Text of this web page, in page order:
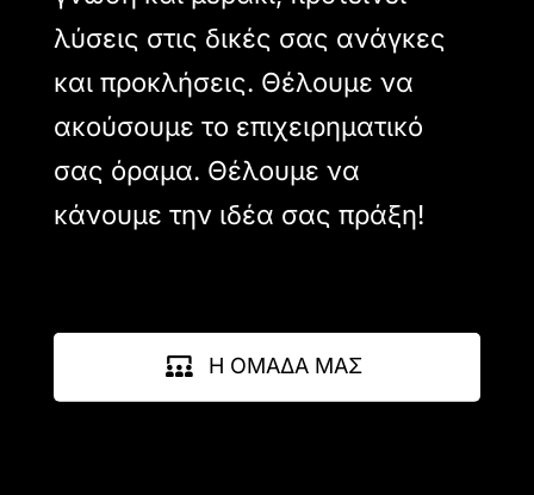
λύσεις στις δικές σας ανάγκες
και προκλήσεις. Θέλουμε να
ακούσουμε το επιχειρηματικό
σας όραμα. Θέλουμε να
κάνουμε την ιδέα σας πράξη!
Η ΟΜΑΔΑ ΜΑΣ